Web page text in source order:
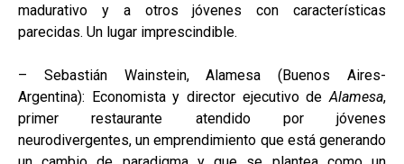
madurativo y a otros jóvenes con características
parecidas. Un lugar imprescindible.
– Sebastián Wainstein, Alamesa (Buenos Aires-
Argentina): Economista y director ejecutivo de Alamesa,
primer restaurante atendido por jóvenes
neurodivergentes, un emprendimiento que está generando